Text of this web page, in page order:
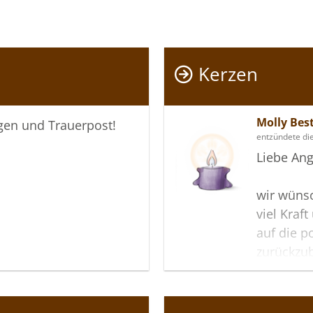
und Trauerpost!
Kerzen
Molly
entzündete
Liebe
wir
viel Kraft
auf die
Ihnen